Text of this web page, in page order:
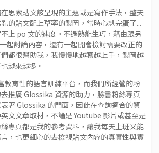
思索貼文該呈現的主題或是寫作手法，整天
的貼文配上草率的製圖，當時心想完蛋了...
上 po 文的速度。不過熟能生巧，藉由跟另
起討論內容，還有一起開會檢討需要改正的
都很幫助我，我慢慢地越寫越上手，製圖越
越來越多。
教育性的語言訓練平台，而我們所經營的粉
推廣 Glossika 資源的助力，臉書粉絲專頁
著 Glossika 的門面，因此在查詢適合的資
文文章取材，不論是 Youtube 影片或甚至是
專頁都是我的參考資料，讓我每天上班又能
，也更細心的去檢視貼文內容的真實性與實